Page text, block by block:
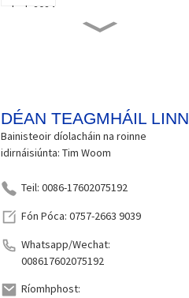
haghaidh iPad Pro 11-...
Páipéar Do i...
Páipéar Do i...
DÉAN TEAGMHÁIL LINN
Bainisteoir díolacháin na roinne
idirnáisiúnta: Tim Woom
Teil: 0086-17602075192
Fón Póca: 0757-2663 9039
Whatsapp/Wechat:
008617602075192
Ríomhphost: